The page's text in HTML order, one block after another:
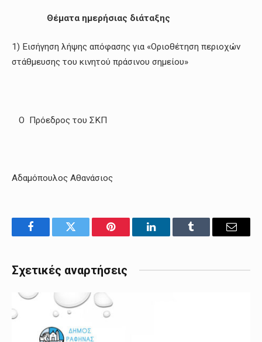
Θέματα ημερήσιας διάταξης
1) Εισήγηση λήψης απόφασης για «Οριοθέτηση περιοχών
στάθμευσης του κινητού πράσινου σημείου»
Ο Πρόεδρος του ΣΚΠ
Αδαμόπουλος Αθανάσιος
FacebookTwitter Pinterest LinkedInTumblr Email
Σχετικές αναρτήσεις